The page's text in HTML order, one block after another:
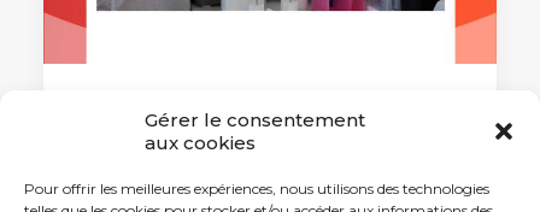
Gérer le consentement
aux cookies
Pour offrir les meilleures expériences, nous utilisons des technologies
28 octobre 2024
Leucémie : Le premier
biomédicament d’Advesya entre
en essai clinique